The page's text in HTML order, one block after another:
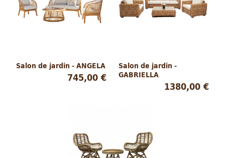
Salon de jardin - ANGELA
745,00 €
Salon de jardin -
GABRIELLA
1380,00 €